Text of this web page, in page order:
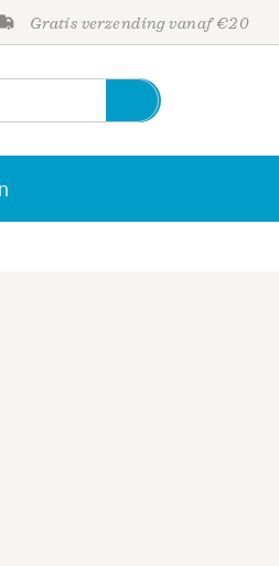
Gratis verzending vanaf €20
Personen